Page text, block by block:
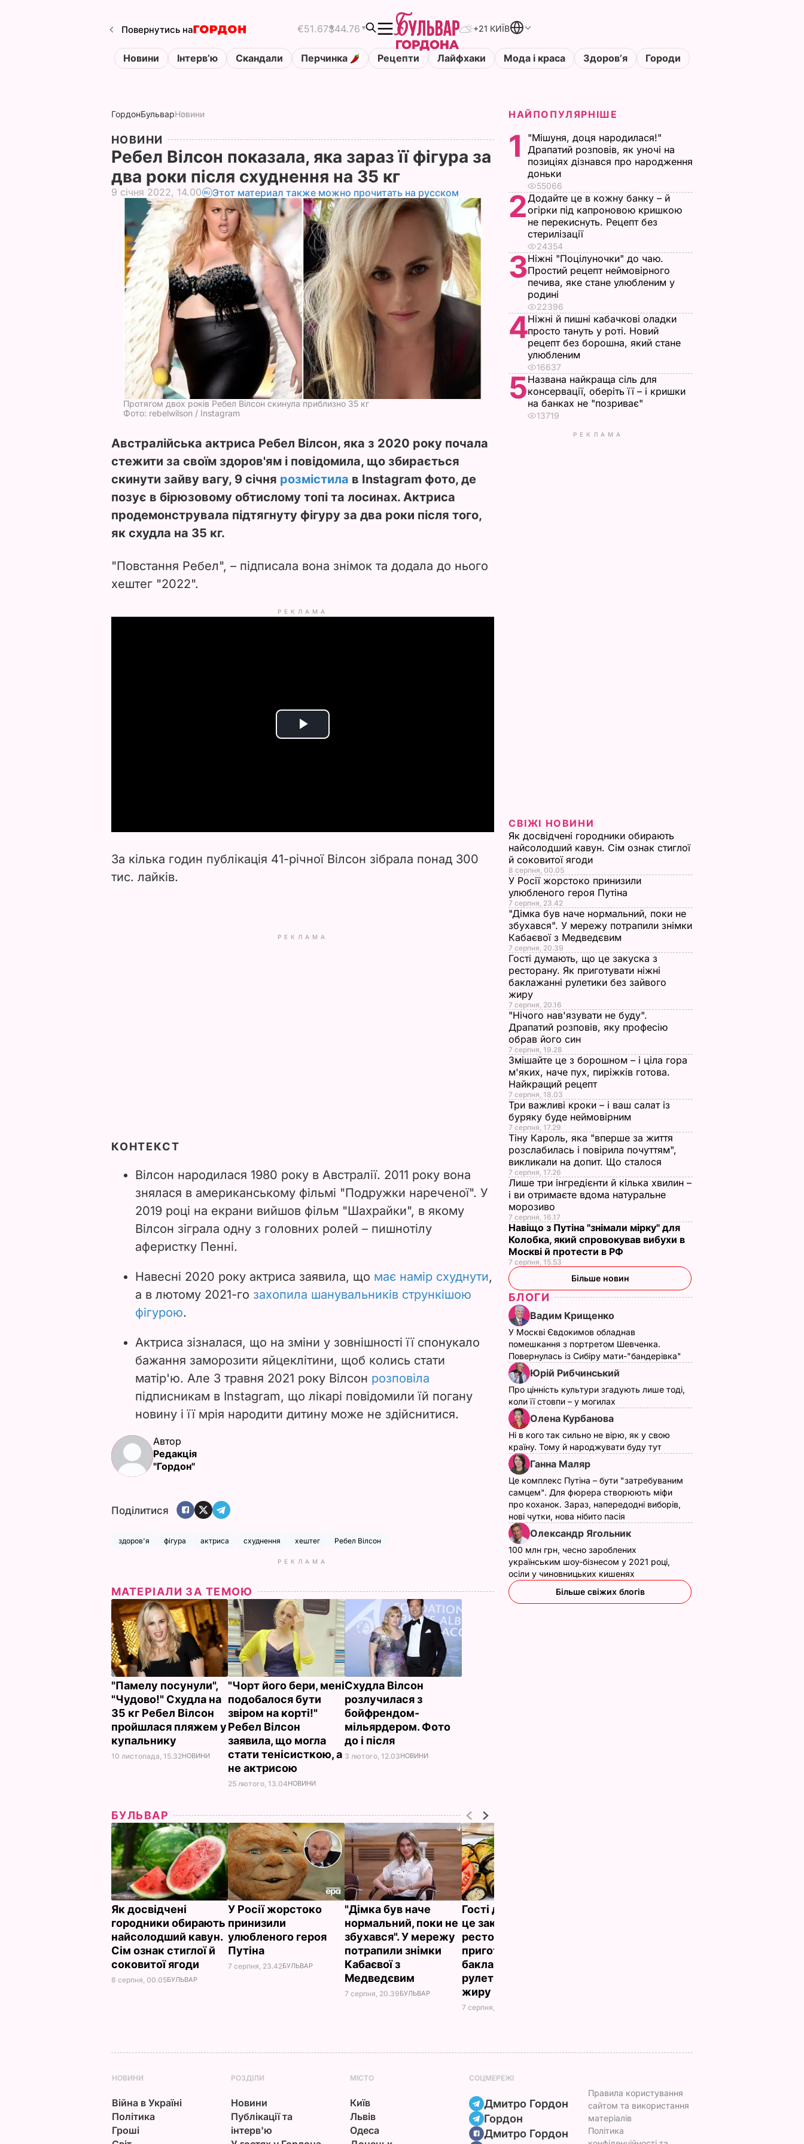
Повернутись на €51.67$44.76 +21 КИЇВ
Новини Інтервʼю Скандали Перчинка Рецепти Лайфхаки Мода і краса Здоровʼя Городи
ГордонБульварНовини
НОВИНИ
Ребел Вілсон показала, яка зараз її фігура за
два роки після схуднення на 35 кг
9 січня 2022, 14.00 Этот материал также можно прочитать на русском
Протягом двох років Ребел Вілсон скинула приблизно 35 кг
Фото: rebelwilson / Instagram
Австралійська актриса Ребел Вілсон, яка з 2020 року почала
стежити за своїм здоров'ям і повідомила, що збирається
скинути зайву вагу, 9 січня розмістила в Instagram фото, де
позує в бірюзовому обтислому топі та лосинах. Актриса
продемонструвала підтягнуту фігуру за два роки після того,
як схудла на 35 кг.
"Повстання Ребел", – підписала вона знімок та додала до нього
хештег "2022".
РЕКЛАМА
P
За кілька годин публікація 41-річної Вілсон зібрала понад 300
тис. лайків.
РЕКЛАМА
КОНТЕКСТ
Вілсон народилася 1980 року в Австралії. 2011 року вона
знялася в американському фільмі "Подружки нареченої". У
2019 році на екрани вийшов фільм "Шахрайки", в якому
Вілсон зіграла одну з головних ролей – пишнотілу
аферистку Пенні.
Навесні 2020 року актриса заявила, що має намір схуднути,
а в лютому 2021-го захопила шанувальників стрункішою
фігурою.
Актриса зізналася, що на зміни у зовнішності її спонукало
бажання заморозити яйцеклітини, щоб колись стати
матір'ю. Але 3 травня 2021 року Вілсон розповіла
підписникам в Instagram, що лікарі повідомили їй погану
новину і її мрія народити дитину може не здійснитися.
Автор
Редакція
"Гордон"
Поділитися
здоров'я фігура актриса схуднення хештег Ребел Вілсон
РЕКЛАМА
МАТЕРІАЛИ ЗА ТЕМОЮ
"Памелу посунули",
"Чудово!" Схудла на
35 кг Ребел Вілсон
пройшлася пляжем у
купальнику
10 листопада, 15.32НОВИНИ
"Чорт його бери, мені
подобалося бути
звіром на корті!"
Ребел Вілсон
заявила, що могла
стати тенісисткою, а
не актрисою
25 лютого, 13.04НОВИНИ
Схудла Вілсон
розлучилася з
бойфрендом-
мільярдером. Фото
до і після
3 лютого, 12.03НОВИНИ
БУЛЬВАР
Як досвідчені
городники обирають
найсолодший кавун.
Сім ознак стиглої й
соковитої ягоди
8 серпня, 00.05БУЛЬВАР
У Росії жорстоко
принизили
улюбленого героя
Путіна
7 серпня, 23.42БУЛЬВАР
"Дімка був наче
нормальний, поки не
збухався". У мережу
потрапили знімки
Кабаєвої з
Медведєвим
7 серпня, 20.39БУЛЬВАР
Гості думають, що
це закуска з
ресторану. Як
приготувати ніжні
баклажанні
рулетики без зайвого
жиру
7 серпня, 20.16
НАЙПОПУЛЯРНІШЕ
1
"Мішуня, доця народилася!"
Драпатий розповів, як уночі на
позиціях дізнався про народження
доньки
55066
2Додайте це в кожну банку – й
огірки під капроновою кришкою
не перекиснуть. Рецепт без
стерилізації
24354
3Ніжні "Поцілуночки" до чаю.
Простий рецепт неймовірного
печива, яке стане улюбленим у
родині
22396
4Ніжні й пишні кабачкові оладки
просто тануть у роті. Новий
рецепт без борошна, який стане
улюбленим
16637
5Названа найкраща сіль для
консервації, оберіть її – і кришки
на банках не "позриває"
13719
РЕКЛАМА
СВІЖІ НОВИНИ
Як досвідчені городники обирають
найсолодший кавун. Сім ознак стиглої
й соковитої ягоди
8 серпня, 00.05
У Росії жорстоко принизили
улюбленого героя Путіна
7 серпня, 23.42
"Дімка був наче нормальний, поки не
збухався". У мережу потрапили знімки
Кабаєвої з Медведєвим
7 серпня, 20.39
Гості думають, що це закуска з
ресторану. Як приготувати ніжні
баклажанні рулетики без зайвого
жиру
7 серпня, 20.16
"Нічого нав'язувати не буду".
Драпатий розповів, яку професію
обрав його син
7 серпня, 19.28
Змішайте це з борошном – і ціла гора
м'яких, наче пух, пиріжків готова.
Найкращий рецепт
7 серпня, 18.03
Три важливі кроки – і ваш салат із
буряку буде неймовірним
7 серпня, 17.29
Тіну Кароль, яка "вперше за життя
розслабилась і повірила почуттям",
викликали на допит. Що сталося
7 серпня, 17.26
Лише три інгредієнти й кілька хвилин –
і ви отримаєте вдома натуральне
морозиво
7 серпня, 16.17
Навіщо з Путіна "знімали мірку" для
Колобка, який спровокував вибухи в
Москві й протести в РФ
7 серпня, 15.53
Більше новин
БЛОГИ
Вадим Крищенко
У Москві Євдокимов обладнав
помешкання з портретом Шевченка.
Повернулась із Сибіру мати-"бандерівка"
Юрій Рибчинський
Про цінність культури згадують лише тоді,
коли її стовпи – у могилах
Олена Курбанова
Ні в кого так сильно не вірю, як у свою
країну. Тому й народжувати буду тут
Ганна Маляр
Це комплекс Путіна – бути "затребуваним
самцем". Для фюрера створюють міфи
про коханок. Зараз, напередодні виборів,
нові чутки, нова нібито пасія
Олександр Ягольник
100 млн грн, чесно зароблених
українським шоу-бізнесом у 2021 році,
осіли у чиновницьких кишенях
Більше свіжих блогів
НОВИНИ
Війна в Україні
Політика
Гроші
РОЗДІЛИ
Новини
Публікації та
інтерв'ю
МІСТО
Київ
Львів
Одеса
СОЦМЕРЕЖІ
Дмитро Гордон
Гордон
Дмитро Гордон
Правила користування
сайтом та використання
матеріалів
Політика